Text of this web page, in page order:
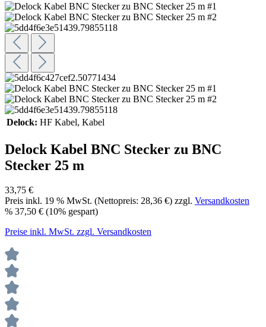
Delock: HF Kabel, Kabel
Delock Kabel BNC Stecker zu BNC
Stecker 25 m
33,75 €
Preis inkl. 19 % MwSt. (Nettopreis: 28,36 €) zzgl. Versandkosten
% 37,50 € (10% gespart)
Preise inkl. MwSt. zzgl. Versandkosten